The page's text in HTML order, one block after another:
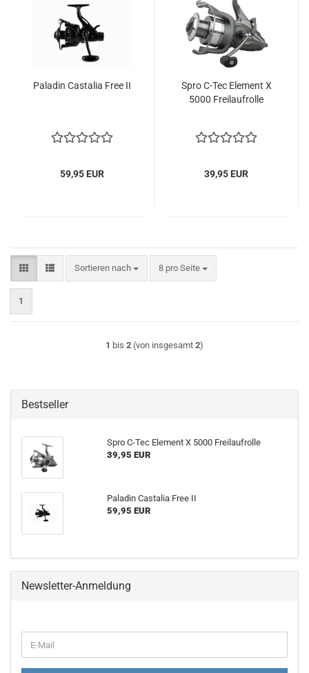
Paladin Castalia Free II
59,95 EUR
Spro C-Tec Element X
5000 Freilaufrolle
39,95 EUR
Sortieren nach
Sortieren nach 8 pro Seite
pro Seite
1
1 bis 2 (von insgesamt 2)
Bestseller
Spro C-Tec Element X 5000 Freilaufrolle
39,95 EUR
Paladin Castalia Free II
59,95 EUR
Newsletter-Anmeldung
ZUR
E-
Mail